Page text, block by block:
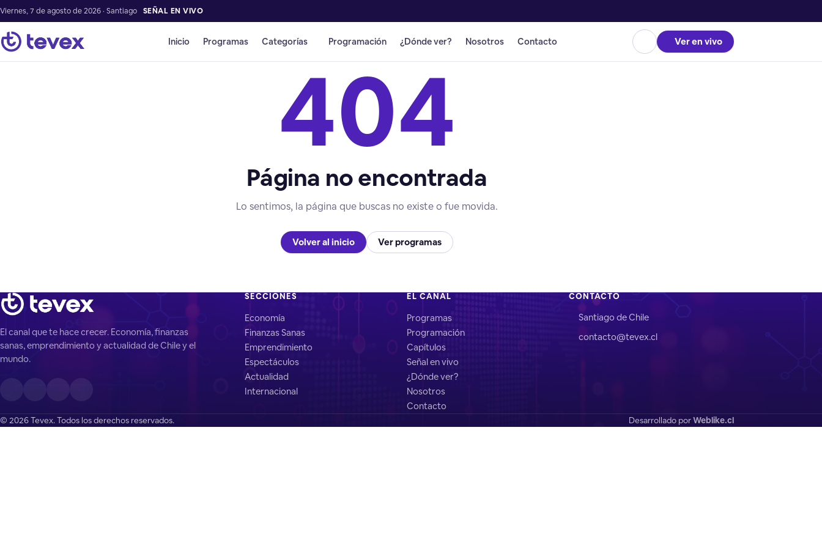
Viernes, 7 de agosto de 2026 · Santiago SEÑAL EN VIVO
Inicio Programas Categorías Programación ¿Dónde ver? Nosotros Contacto Ver en vivo
404
Página no encontrada
Lo sentimos, la página que buscas no existe o fue movida.
Volver al inicio Ver programas
El canal que te hace crecer. Economía, finanzas
sanas, emprendimiento y actualidad de Chile y el
mundo.
SECCIONES
Economía
Finanzas Sanas
Emprendimiento
Espectáculos
Actualidad
Internacional
EL CANAL
Programas
Programación
Capítulos
Señal en vivo
¿Dónde ver?
Nosotros
Contacto
CONTACTO
Santiago de Chile
contacto@tevex.cl
© 2026 Tevex. Todos los derechos reservados. Desarrollado porWeblike.cl